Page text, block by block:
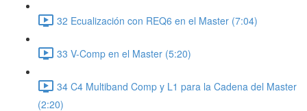
32 Ecualización con REQ6 en el Master (7:04)
33 V-Comp en el Master (5:20)
34 C4 Multiband Comp y L1 para la Cadena del Master
(2:20)